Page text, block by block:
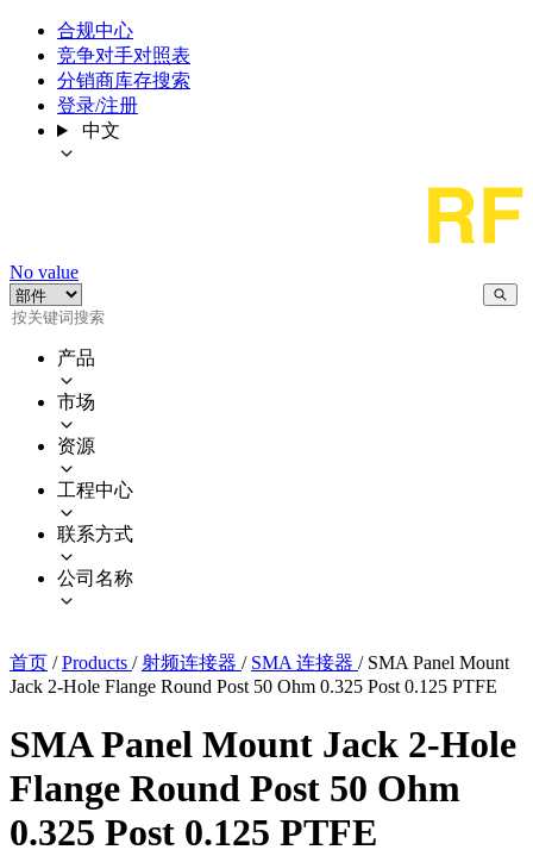
合规中心
竞争对手对照表
分销商库存搜索
登录/注册
中文
No value
产品
市场
资源
工程中心
联系方式
公司名称
首页 / Products / 射频连接器 / SMA 连接器 / SMA Panel Mount
Jack 2-Hole Flange Round Post 50 Ohm 0.325 Post 0.125 PTFE
SMA Panel Mount Jack 2-Hole
Flange Round Post 50 Ohm
0.325 Post 0.125 PTFE